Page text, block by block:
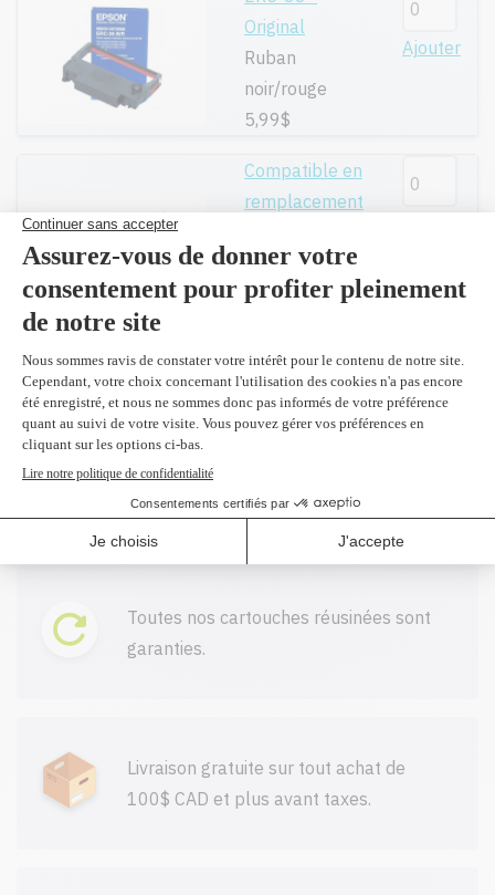
Original
Ruban
noir/rouge
5,99$
Ajouter
Compatible en
remplacement
Ruban
noir/rouge (boîte
29,99$
Compatible en
remplacement
Ruban mauve
Toutes nos cartouches réusinées sont
garanties.
Livraison gratuite sur tout achat de
100$ CAD et plus avant taxes.